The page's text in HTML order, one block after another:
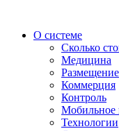
О системе
Сколько
Медицина
Размещение
Коммерция
Контроль
Мобильное
Технологии